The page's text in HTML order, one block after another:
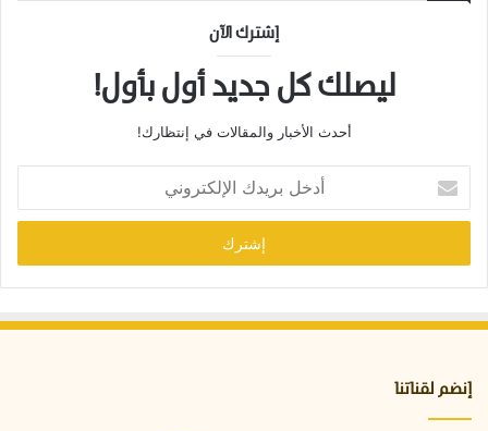
إشترك الآن
ليصلك كل جديد أول بأول!
أحدث الأخبار والمقالات في إنتظارك!
خ
ب
ر
ا
إنضم لقناتنا